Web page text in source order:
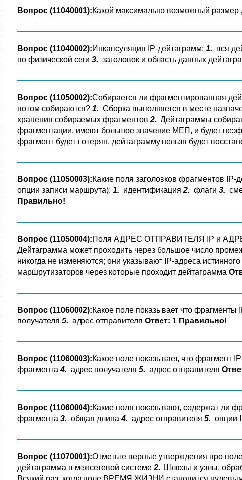
Вопрос (11040001):Какой максимально возможный размер
Вопрос (11040002):Инкапсуляция IP-дейтаграмм: 1. вся
по физической сети 3. заголовок и область данных
Вопрос (11050002):Собирается ли фрагментированная
потом собираются? 1. Сборка выполняется в месте
хранения собираемых фрагментов 2. Дейтаграммы
фрагментации, имеют большое значение МЕП, и будет
фрагмент будет потерян, дейтаграмму нельзя будет
Вопрос (11050003):Какие поля заголовков фрагментов
опции записи маршрута): 1. идентификация 2. флаги 3.
Правильно!
Вопрос (11050004):Поля АДРЕС ОТПРАВИТЕЛЯ IP и АДРЕС
Дейтаграмма может проходить через большое число
никогда не изменяются; они указывают IP-адреса
маршрутизаторов через которые проходит дейтаграмма
Вопрос (11060002):Какое поле показывает что
получателя 5. адрес отправителя Ответ: 1 Правильно!
Вопрос (11060003):Какое поле показывает, что фрагмент
фрагмента4. адрес получателя 5. адрес отправителя
Вопрос (11060004):Какие поля показывают, содержат ли
фрагмента 3. общая длина4. адрес отправителя 5. опции
Вопрос (11070001):Отметьте верные утверждения про
дейтаграмма в межсетевой системе 2. Шлюзы и узлы,
Всякий раз, когда поле ВРЕМЯ ЖИЗНИ становится